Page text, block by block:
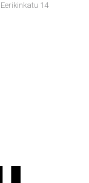
Eerikinkatu 14